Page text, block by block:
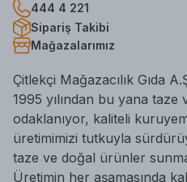
444 4 221
Sipariş Takibi
Mağazalarımız
Çitlekçi Mağazacılık Gıda
1995 yılından bu yana
odaklanıyor, kaliteli
üretimimizi tutkuyla
taze ve doğal ürünler
Üretimin her aşamasında